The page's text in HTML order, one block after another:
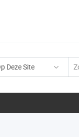
Deze Site